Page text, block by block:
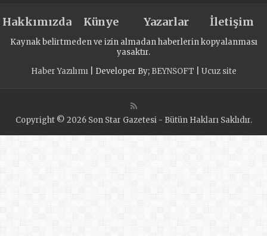
Hakkımızda Künye Yazarlar İletişim
Kaynak belirtmeden ve izin almadan haberlerin kopyalanması
yasaktır.
Haber Yazılımı| Developer By; BEYNSOFT Ucuz site
Copyright © 2026 Son Star Gazetesi - Bütün Hakları Saklıdır.